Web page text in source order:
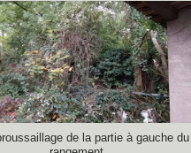
de la partie à gauche du